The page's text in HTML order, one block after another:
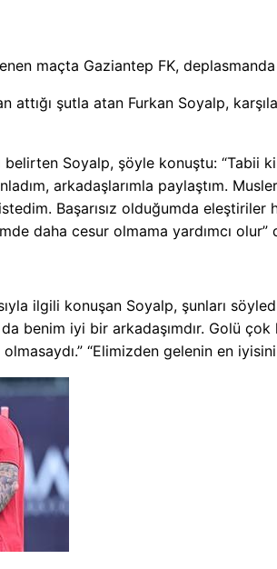
maçta Gaziantep FK,
şutla atan Furkan Soyalp,
belirten Soyalp, şöyle konuştu: “Tabii
arkadaşlarımla paylaştım.
Başarısız olduğumda eleştiriler
daha cesur olmama yardımcı olur”
ilgili konuşan Soyalp, şunları
da benim iyi bir arkadaşımdır. Golü
“Elimizden gelenin en